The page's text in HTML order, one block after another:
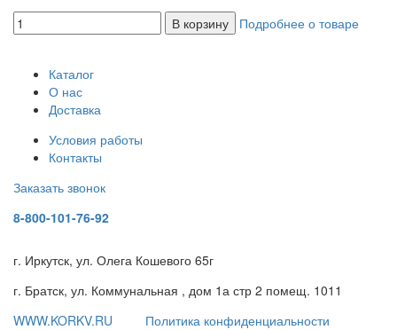
В корзину
Подробнее о товаре
Каталог
О нас
Доставка
Условия работы
Контакты
Заказать звонок
8-800-101-76-92
г. Иркутск, ул. Олега Кошевого 65г
г. Братск, ул. Коммунальная , дом 1а стр 2 помещ. 1011
WWW.KORKV.RU
Политика конфиденциальности